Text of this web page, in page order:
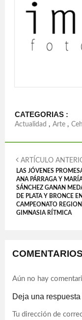
CATEGORIAS :
Actualidad , Arte ,
ARTÍCULO
LAS JÓVENES
ANA PÁRRAGA Y
SÁNCHEZ GANAN
DE PLATA Y BRONCE
CAMPEONATO
GIMNASIA RÍTMICA
COMENTARIOS
Aún no hay
Deja una respuesta
Tu dirección de